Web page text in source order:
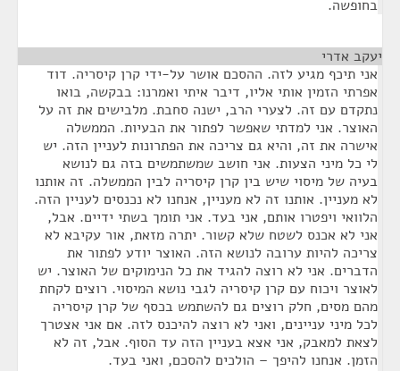
בחופשה.
יעקב אדרי
אני תיכף מגיע לזה. ההסכם אושר על-ידי קרן קיסריה. דוד
אפרתי הזמין אותי אליו, דיבר איתי ואמרנו: בבקשה, בואו
נתקדם עם זה. לצערי הרב, ישנה סחבת. מלבישים את זה על
האוצר. אני למדתי שאפשר לפתור את הבעיות. הממשלה
אישרה את זה, והיא גם צריכה את הפתרונות לעניין הזה. יש
לי כל מיני הצעות. אני חושב שמשתמשים בזה גם לנושא
בעיה של מיסוי שיש בין קרן קיסריה לבין הממשלה. זה אותנו
לא מעניין. אותנו זה לא מעניין, אנחנו לא נכנסים לעניין הזה.
הלוואי ויפטרו אותם, אני בעד. אני תומך בשתי ידיים. אבל,
אני לא אכנס לשטח שלא קשור. יתרה מזאת, אור עקיבא לא
צריכה להיות ערובה לנושא הזה. האוצר יודע לפתור את
הדברים. אני לא רוצה להגיד את כל הנימוקים של האוצר. יש
לאוצר ויכוח עם קרן קיסריה לגבי נושא המיסוי. רוצים לקחת
מהם מסים, חלק רוצים גם להשתמש בכסף של קרן קיסריה
לכל מיני עניינים, ואני לא רוצה להיכנס לזה. אם אני אצטרך
לצאת למאבק, אני אצא בעניין הזה עד הסוף. אבל, זה לא
הזמן. אנחנו להיפך – הולכים להסכם, ואני בעד.